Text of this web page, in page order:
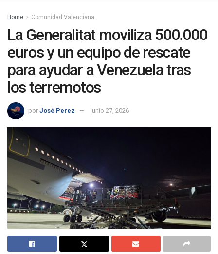
Home Comunidad Valenciana
La Generalitat moviliza 500.000
euros y un equipo de rescate
para ayudar a Venezuela tras
los terremotos
por José Perez junio 27, 2026